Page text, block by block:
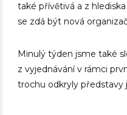
také přívětivá a z
se zdá být nová
Minulý týden jsme také
z vyjednávání v rámci
trochu odkryly představy